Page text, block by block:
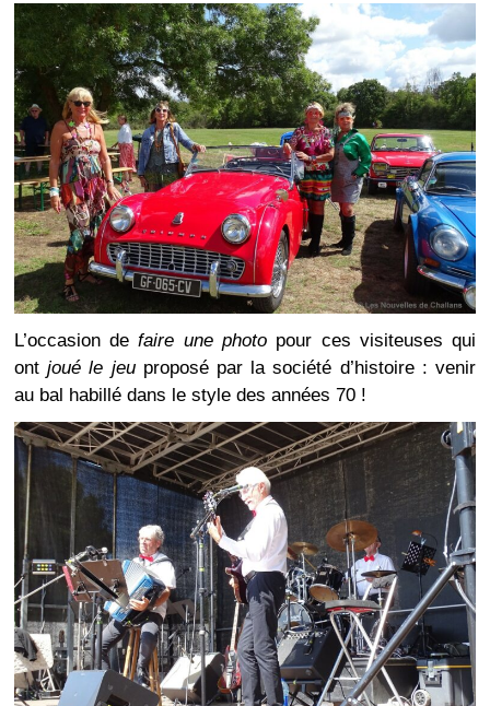
L’occasion defaire une photo pour ces visiteuses qui
ontjoué le jeuproposé par la société d’histoire : venir
au bal habillé dans le style des années 70 !